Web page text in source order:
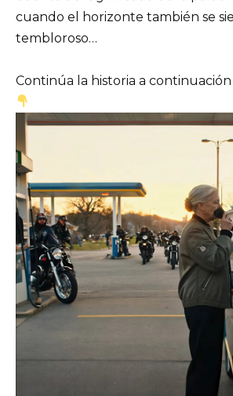
cuando el horizonte también se
tembloroso…
Continúa la historia a continuación